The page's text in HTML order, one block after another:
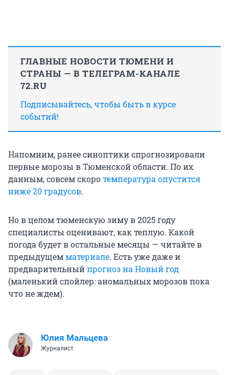
ГЛАВНЫЕ НОВОСТИ ТЮМЕНИ И
СТРАНЫ — В ТЕЛЕГРАМ-КАНАЛЕ
72.RU
Подписывайтесь, чтобы быть в курсе
событий!
Напомним, ранее синоптики спрогнозировали
первые морозы в Тюменской области. По их
данным, совсем скоротемпература опустится
ниже 20 градусов.
Но в целом тюменскую зиму в 2025 году
специалисты оценивают, как теплую. Какой
погода будет в остальные месяцы — читайте в
предыдущемматериале. Есть уже даже и
предварительныйпрогноз на Новый год
(маленький спойлер: аномальных морозов пока
что не ждем).
Юлия Мальцева
Журналист